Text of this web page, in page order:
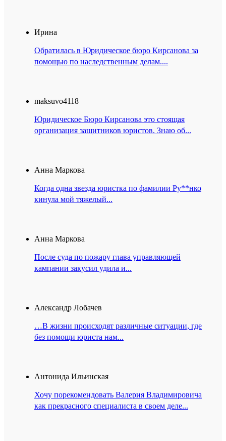
Ирина
Обратилась в Юридическое бюро Кирсанова за
помощью по наследственным делам....
maksuvo4118
Юридическое Бюро Кирсанова это стоящая
организация защитников юристов. Знаю об...
Анна Маркова
Когда одна звезда юристка по фамилии Ру**нко
кинула мой тяжелый...
Анна Маркова
После суда по пожару глава управляющей
кампании закусил удила и...
Александр Лобачев
…В жизни происходят различные ситуации, где
без помощи юриста нам...
Антонида Ильинская
Хочу порекомендовать Валерия Владимировича
как прекрасного специалиста в своем деле...